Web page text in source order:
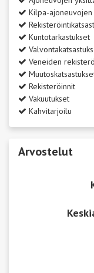
Kilpa-
Kuntotarkastukset
Veneiden
Rekisteröinnit
Vakuutukset
Kahvitarjoilu
Arvostelut